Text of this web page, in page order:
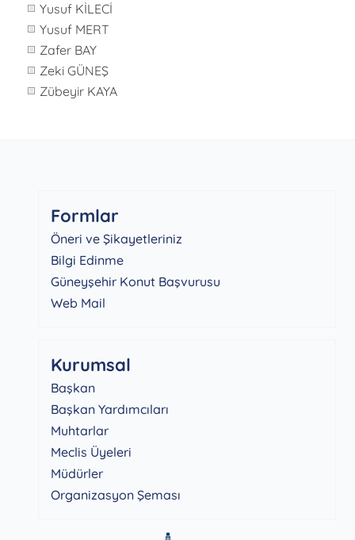
Yusuf KİLECİ
Yusuf MERT
Zafer BAY
Zeki GÜNEŞ
Zübeyir KAYA
Formlar
Öneri ve Şikayetleriniz
Bilgi Edinme
Güneyşehir Konut Başvurusu
Web Mail
Kurumsal
Başkan
Başkan Yardımcıları
Muhtarlar
Meclis Üyeleri
Müdürler
Organizasyon Şeması